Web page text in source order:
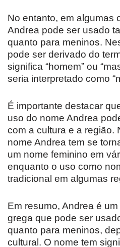
No entanto, em algumas
Andrea pode ser usado
quanto para meninos.
pode ser derivado do
significa “homem” ou
seria interpretado como
É importante destacar
uso do nome Andrea
com a cultura e a região.
nome Andrea tem se
um nome feminino em
enquanto o uso como
tradicional em algumas
Em resumo, Andrea é
grega que pode ser
quanto para meninos,
cultural. O nome tem